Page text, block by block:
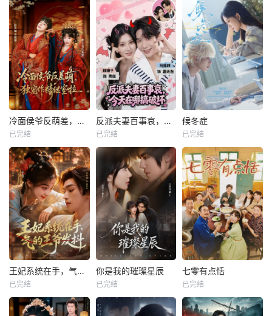
冷面侯爷反萌差，独宠作精继室啦
已完结
反派夫妻百事哀，今天在哪搞破坏
已完结
候冬症
已完结
王妃系统在手，气的王爷发抖
已完结
你是我的璀璨星辰
已完结
七零有点恬
已完结